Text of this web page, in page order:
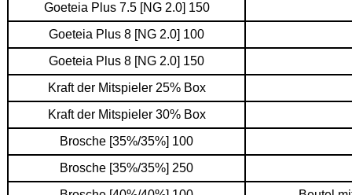
Goeteia Plus 7.5 [NG 2.0] 150
Goeteia Plus 8 [NG 2.0] 100
Goeteia Plus 8 [NG 2.0] 150
Kraft der Mitspieler 25% Box
Kraft der Mitspieler 30% Box
Brosche [35%/35%] 100
Brosche [35%/35%] 250